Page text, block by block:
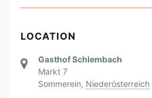
L
A
C
H
LOCATION
Gasthof Schlembach
Markt 7
Sommerein, Niederösterreich